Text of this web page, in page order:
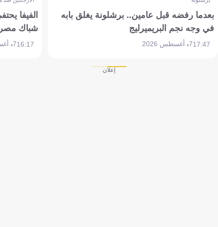
بعدما رفضه قبل عامين.. برشلونة يغلق بابه
في وجه نجم البريميرليج
17:477 أغسطس 2026
الفيفا
شباك
16:177 أغسطس 2026
إعلان